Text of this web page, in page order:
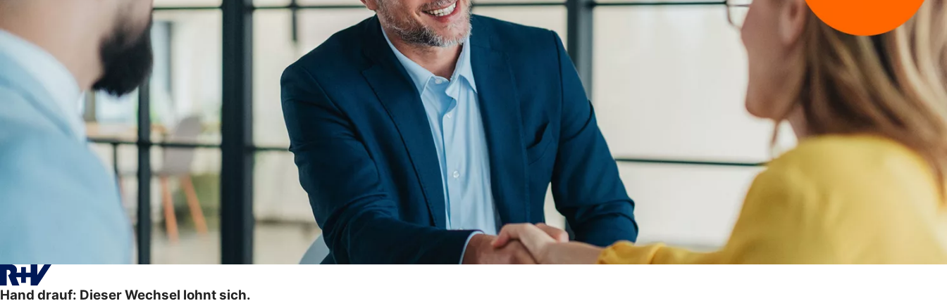
Hand drauf: Dieser Wechsel lohnt sich.